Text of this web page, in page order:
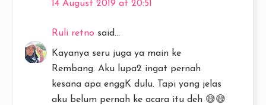
14 August 2019 at 20:51
Ruli retno said...
Kayanya seru juga ya main ke
Rembang. Aku lupa2 ingat pernah
kesana apa enggK dulu. Tapi yang jelas
aku belum pernah ke acara itu deh 😅😅